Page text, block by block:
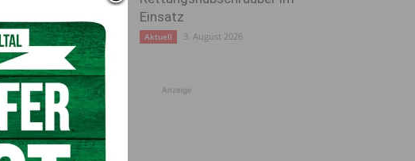
Einsatz
Aktuell 3. August 2026
Anzeige